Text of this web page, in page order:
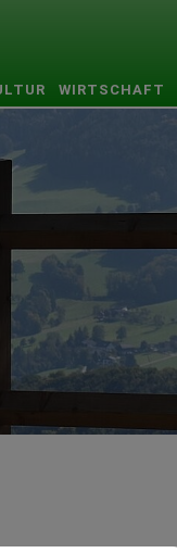
WIRTSCHAFT